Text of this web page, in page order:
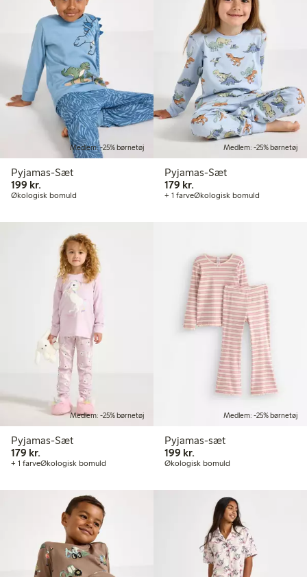
Medlem: -25% børnetøj
Pyjamas-Sæt
199 kr.
Økologisk bomuld
Medlem: -25% børnetøj
Pyjamas-Sæt
179 kr.
+ 1 farveØkologisk bomuld
Medlem: -25% børnetøj
Pyjamas-Sæt
179 kr.
+ 1 farveØkologisk bomuld
Medlem: -25% børnetøj
Pyjamas-sæt
199 kr.199,00 kr.
Økologisk bomuld